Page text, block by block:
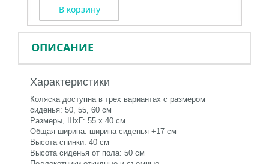
В корзину
ОПИСАНИЕ
Характеристики
Коляска доступна в трех вариантах с размером
сиденья: 50, 55, 60 см
Размеры, ШхГ: 55 х 40 см
Общая ширина: ширина сиденья +17 см
Высота спинки: 40 см
Высота сиденья от пола: 50 см